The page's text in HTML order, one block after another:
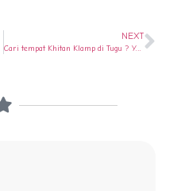
NEXT
Cari tempat Khitan Klamp di Tugu ? Ya di Rumah Sunat Semarang